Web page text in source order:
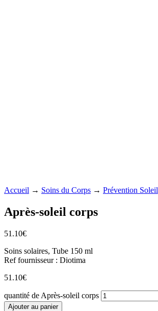
Accueil → Soins du Corps → Prévention Soleil
Après-soleil corps
51.10€
Soins solaires, Tube 150 ml
Ref fournisseur : Diotima
51.10€
quantité de Après-soleil corps
Ajouter au panier